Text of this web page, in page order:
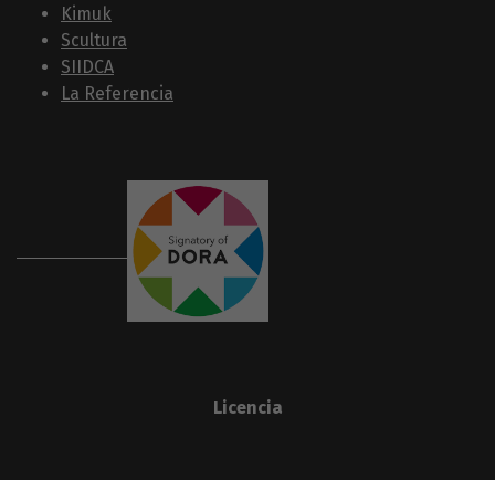
Kimuk
Scultura
SIIDCA
La Referencia
Licencia